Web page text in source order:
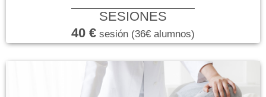
SESIONES
40 € sesión (36€ alumnos)